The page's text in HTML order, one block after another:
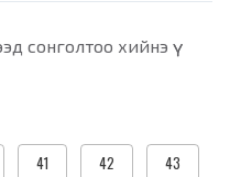
сонголтоо хийнэ үү
41 42 43